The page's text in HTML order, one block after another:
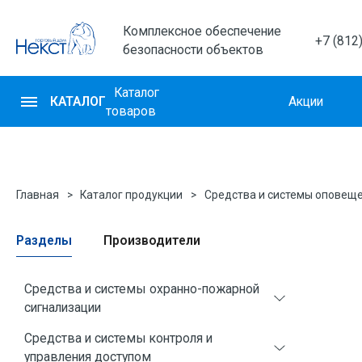
Комплексное обеспечение
безопасности объектов
+7
КАТАЛОГ
Каталог
товаров
Акции
Главная Каталог продукции Средства и системы
Разделы Производители
Средства и системы охранно-пожарной
сигнализации
Извещатели охранные для помещений
Средства и системы контроля и
управления доступом